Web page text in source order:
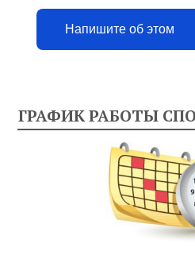
Напишите об этом
ГРАФИК РАБОТЫ